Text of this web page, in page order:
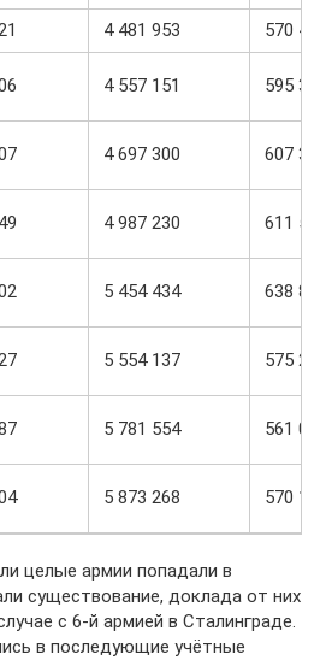
4 481 953
570 432
4 557 151 595 345
4 697 300 607 393
4 987 230 611 581
5 454 434 638 832
5 554 137 575 210
5 781 554 561 067
5 873 268 570 164
целые армии попадали в
существование, доклада от них
с 6-й армией в Сталинграде.
в последующие учётные